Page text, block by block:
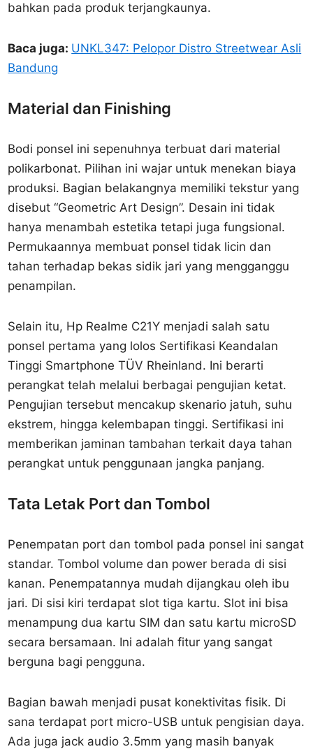
bahkan pada produk terjangkaunya.
Baca juga: UNKL347: Pelopor Distro Streetwear Asli
Bandung
Material dan Finishing
Bodi ponsel ini sepenuhnya terbuat dari material
polikarbonat. Pilihan ini wajar untuk menekan biaya
produksi. Bagian belakangnya memiliki tekstur yang
disebut “Geometric Art Design”. Desain ini tidak
hanya menambah estetika tetapi juga fungsional.
Permukaannya membuat ponsel tidak licin dan
tahan terhadap bekas sidik jari yang mengganggu
penampilan.
Selain itu, Hp Realme C21Y menjadi salah satu
ponsel pertama yang lolos Sertifikasi Keandalan
Tinggi Smartphone TÜV Rheinland. Ini berarti
perangkat telah melalui berbagai pengujian ketat.
Pengujian tersebut mencakup skenario jatuh, suhu
ekstrem, hingga kelembapan tinggi. Sertifikasi ini
memberikan jaminan tambahan terkait daya tahan
perangkat untuk penggunaan jangka panjang.
Tata Letak Port dan Tombol
Penempatan port dan tombol pada ponsel ini sangat
standar. Tombol volume dan power berada di sisi
kanan. Penempatannya mudah dijangkau oleh ibu
jari. Di sisi kiri terdapat slot tiga kartu. Slot ini bisa
menampung dua kartu SIM dan satu kartu microSD
secara bersamaan. Ini adalah fitur yang sangat
berguna bagi pengguna.
Bagian bawah menjadi pusat konektivitas fisik. Di
sana terdapat port micro-USB untuk pengisian daya.
Ada juga jack audio 3.5mm yang masih banyak